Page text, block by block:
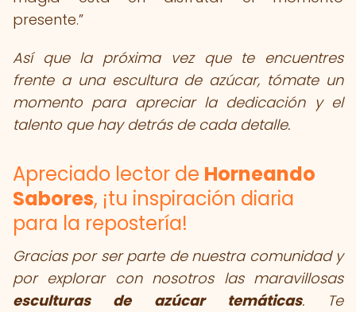
presente.
Así que la próxima vez que te encuentres
frente a una escultura de azúcar, tómate un
momento para apreciar la dedicación y el
talento que hay detrás de cada detalle.
Apreciado lector de Horneando
Sabores, ¡tu inspiración diaria
para la repostería!
Gracias por ser parte de nuestra comunidad y
por explorar con nosotros las maravillosas
esculturas de azúcar temáticas. Te